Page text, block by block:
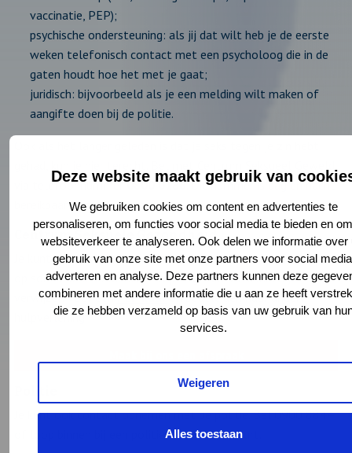
Deze website maakt gebruik van
We gebruiken cookies om content en advertenties te
personaliseren, om functies voor social media te bieden en
websiteverkeer te analyseren. Ook delen we informatie over
gebruik van onze site met onze partners voor social
adverteren en analyse. Deze partners kunnen deze
combineren met andere informatie die u aan ze heeft
die ze hebben verzameld op basis van uw gebruik van
services.
Weigeren
Alles toestaan
vaccinatie, PEP);
psychische ondersteuning: als jij dat wilt heb je de eerste
weken telefonisch contact met een psycholoog die in de
gaten houdt hoe het met je gaat;
juridisch: bijvoorbeeld als je een melding wilt maken of
aangifte doen bij de politie.
via telefoonnummer0800 0188. Dit nummer is dag en nacht
bereikbaar. Chatten kan ook.
Centrum Seksuele Gezondheid
Je kunt ook een afspraak bij ons maken. Wij kunnen je testen
op soa en ook noodanticonceptie geven. We kunnen je
verwijzen voor eenPEP kuuren begeleiden naar andere
hulpverlening.
Je kunt ook contact opnemen met de politie. Bel 0900 8844
of loop binnen bij een politiebureau in de buurt.